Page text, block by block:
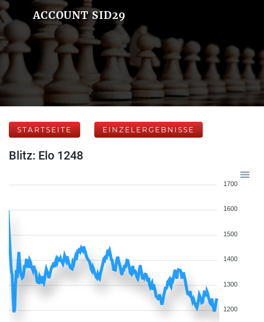
ACCOUNT SID29
STARTSEITE EINZELERGEBNISSE
Blitz: Elo 1248
1700
1600
1500
1400
1300
1200